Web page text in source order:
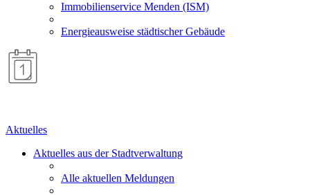
Immobilienservice Menden (ISM)
Energieausweise städtischer Gebäude
Aktuelles
Aktuelles aus der Stadtverwaltung
Alle aktuellen Meldungen